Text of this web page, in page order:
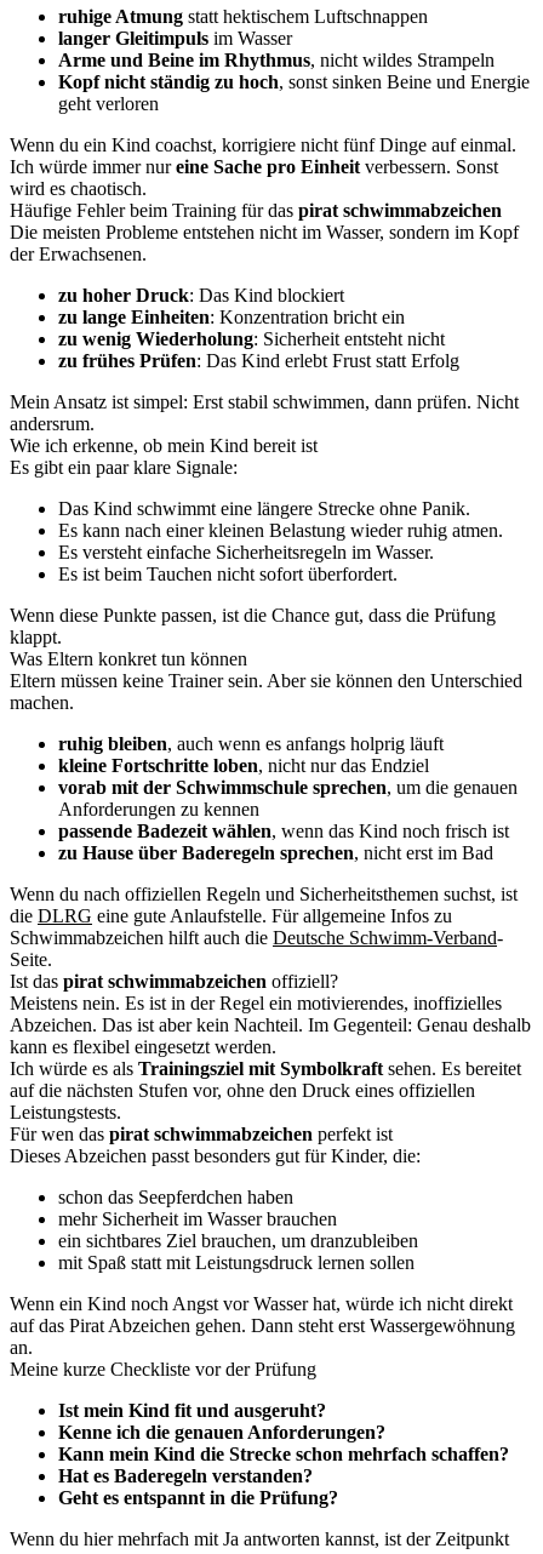
ruhige Atmung statt hektischem Luftschnappen
langer Gleitimpuls im Wasser
Arme und Beine im Rhythmus, nicht wildes Strampeln
Kopf nicht ständig zu hoch, sonst sinken Beine und Energie
geht verloren
Wenn du ein Kind coachst, korrigiere nicht fünf Dinge auf einmal.
Ich würde immer nureine Sache pro Einheit verbessern. Sonst
wird es chaotisch.
Häufige Fehler beim Training für das pirat schwimmabzeichen
Die meisten Probleme entstehen nicht im Wasser, sondern im Kopf
der Erwachsenen.
zu hoher Druck: Das Kind blockiert
zu lange Einheiten: Konzentration bricht ein
zu wenig Wiederholung: Sicherheit entsteht nicht
zu frühes Prüfen: Das Kind erlebt Frust statt Erfolg
Mein Ansatz ist simpel: Erst stabil schwimmen, dann prüfen. Nicht
andersrum.
Wie ich erkenne, ob mein Kind bereit ist
Es gibt ein paar klare Signale:
Das Kind schwimmt eine längere Strecke ohne Panik.
Es kann nach einer kleinen Belastung wieder ruhig atmen.
Es versteht einfache Sicherheitsregeln im Wasser.
Es ist beim Tauchen nicht sofort überfordert.
Wenn diese Punkte passen, ist die Chance gut, dass die Prüfung
klappt.
Was Eltern konkret tun können
Eltern müssen keine Trainer sein. Aber sie können den Unterschied
machen.
ruhig bleiben, auch wenn es anfangs holprig läuft
kleine Fortschritte loben, nicht nur das Endziel
vorab mit der Schwimmschule sprechen, um die genauen
Anforderungen zu kennen
passende Badezeit wählen, wenn das Kind noch frisch ist
zu Hause über Baderegeln sprechen, nicht erst im Bad
Wenn du nach offiziellen Regeln und Sicherheitsthemen suchst, ist
die DLRG eine gute Anlaufstelle. Für allgemeine Infos zu
Schwimmabzeichen hilft auch die Deutsche Schwimm-Verband-
Seite.
Ist das pirat schwimmabzeichen offiziell?
Meistens nein. Es ist in der Regel ein motivierendes, inoffizielles
Abzeichen. Das ist aber kein Nachteil. Im Gegenteil: Genau deshalb
kann es flexibel eingesetzt werden.
Ich würde es als Trainingsziel mit Symbolkraft sehen. Es bereitet
auf die nächsten Stufen vor, ohne den Druck eines offiziellen
Leistungstests.
Für wen das pirat schwimmabzeichen perfekt ist
Dieses Abzeichen passt besonders gut für Kinder, die:
schon das Seepferdchen haben
mehr Sicherheit im Wasser brauchen
ein sichtbares Ziel brauchen, um dranzubleiben
mit Spaß statt mit Leistungsdruck lernen sollen
Wenn ein Kind noch Angst vor Wasser hat, würde ich nicht direkt
auf das Pirat Abzeichen gehen. Dann steht erst Wassergewöhnung
an.
Meine kurze Checkliste vor der Prüfung
Ist mein Kind fit und ausgeruht?
Kenne ich die genauen Anforderungen?
Kann mein Kind die Strecke schon mehrfach schaffen?
Hat es Baderegeln verstanden?
Geht es entspannt in die Prüfung?
Wenn du hier mehrfach mit Ja antworten kannst, ist der Zeitpunkt